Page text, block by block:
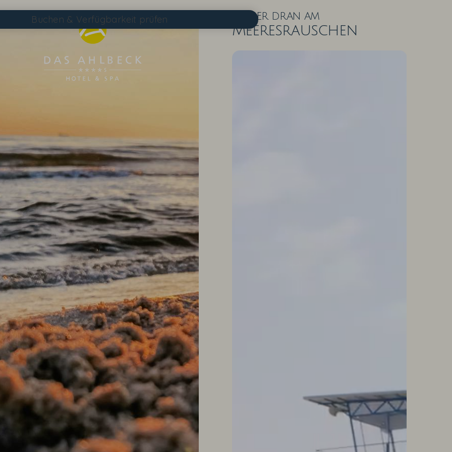
Buchen & Verfügbarkeit prüfen
Suchen
DAS AHLBECK ÜBERSICHTSSEITE
WETTER & WEBCAM
WISSENSWERTES
EVENTS IM HOTEL
TAGEN & FEIERN
Näher dran am
Meeresrauschen